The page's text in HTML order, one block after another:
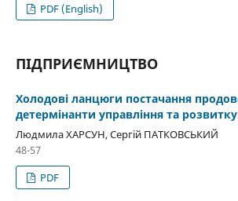
PDF (English)
ПІДПРИЄМНИЦТВО
Холодові ланцюги постачання
детермінанти управління та розвитку
Людмила ХАРСУН, Сергій ПАТКОВСЬКИЙ
48-57
PDF